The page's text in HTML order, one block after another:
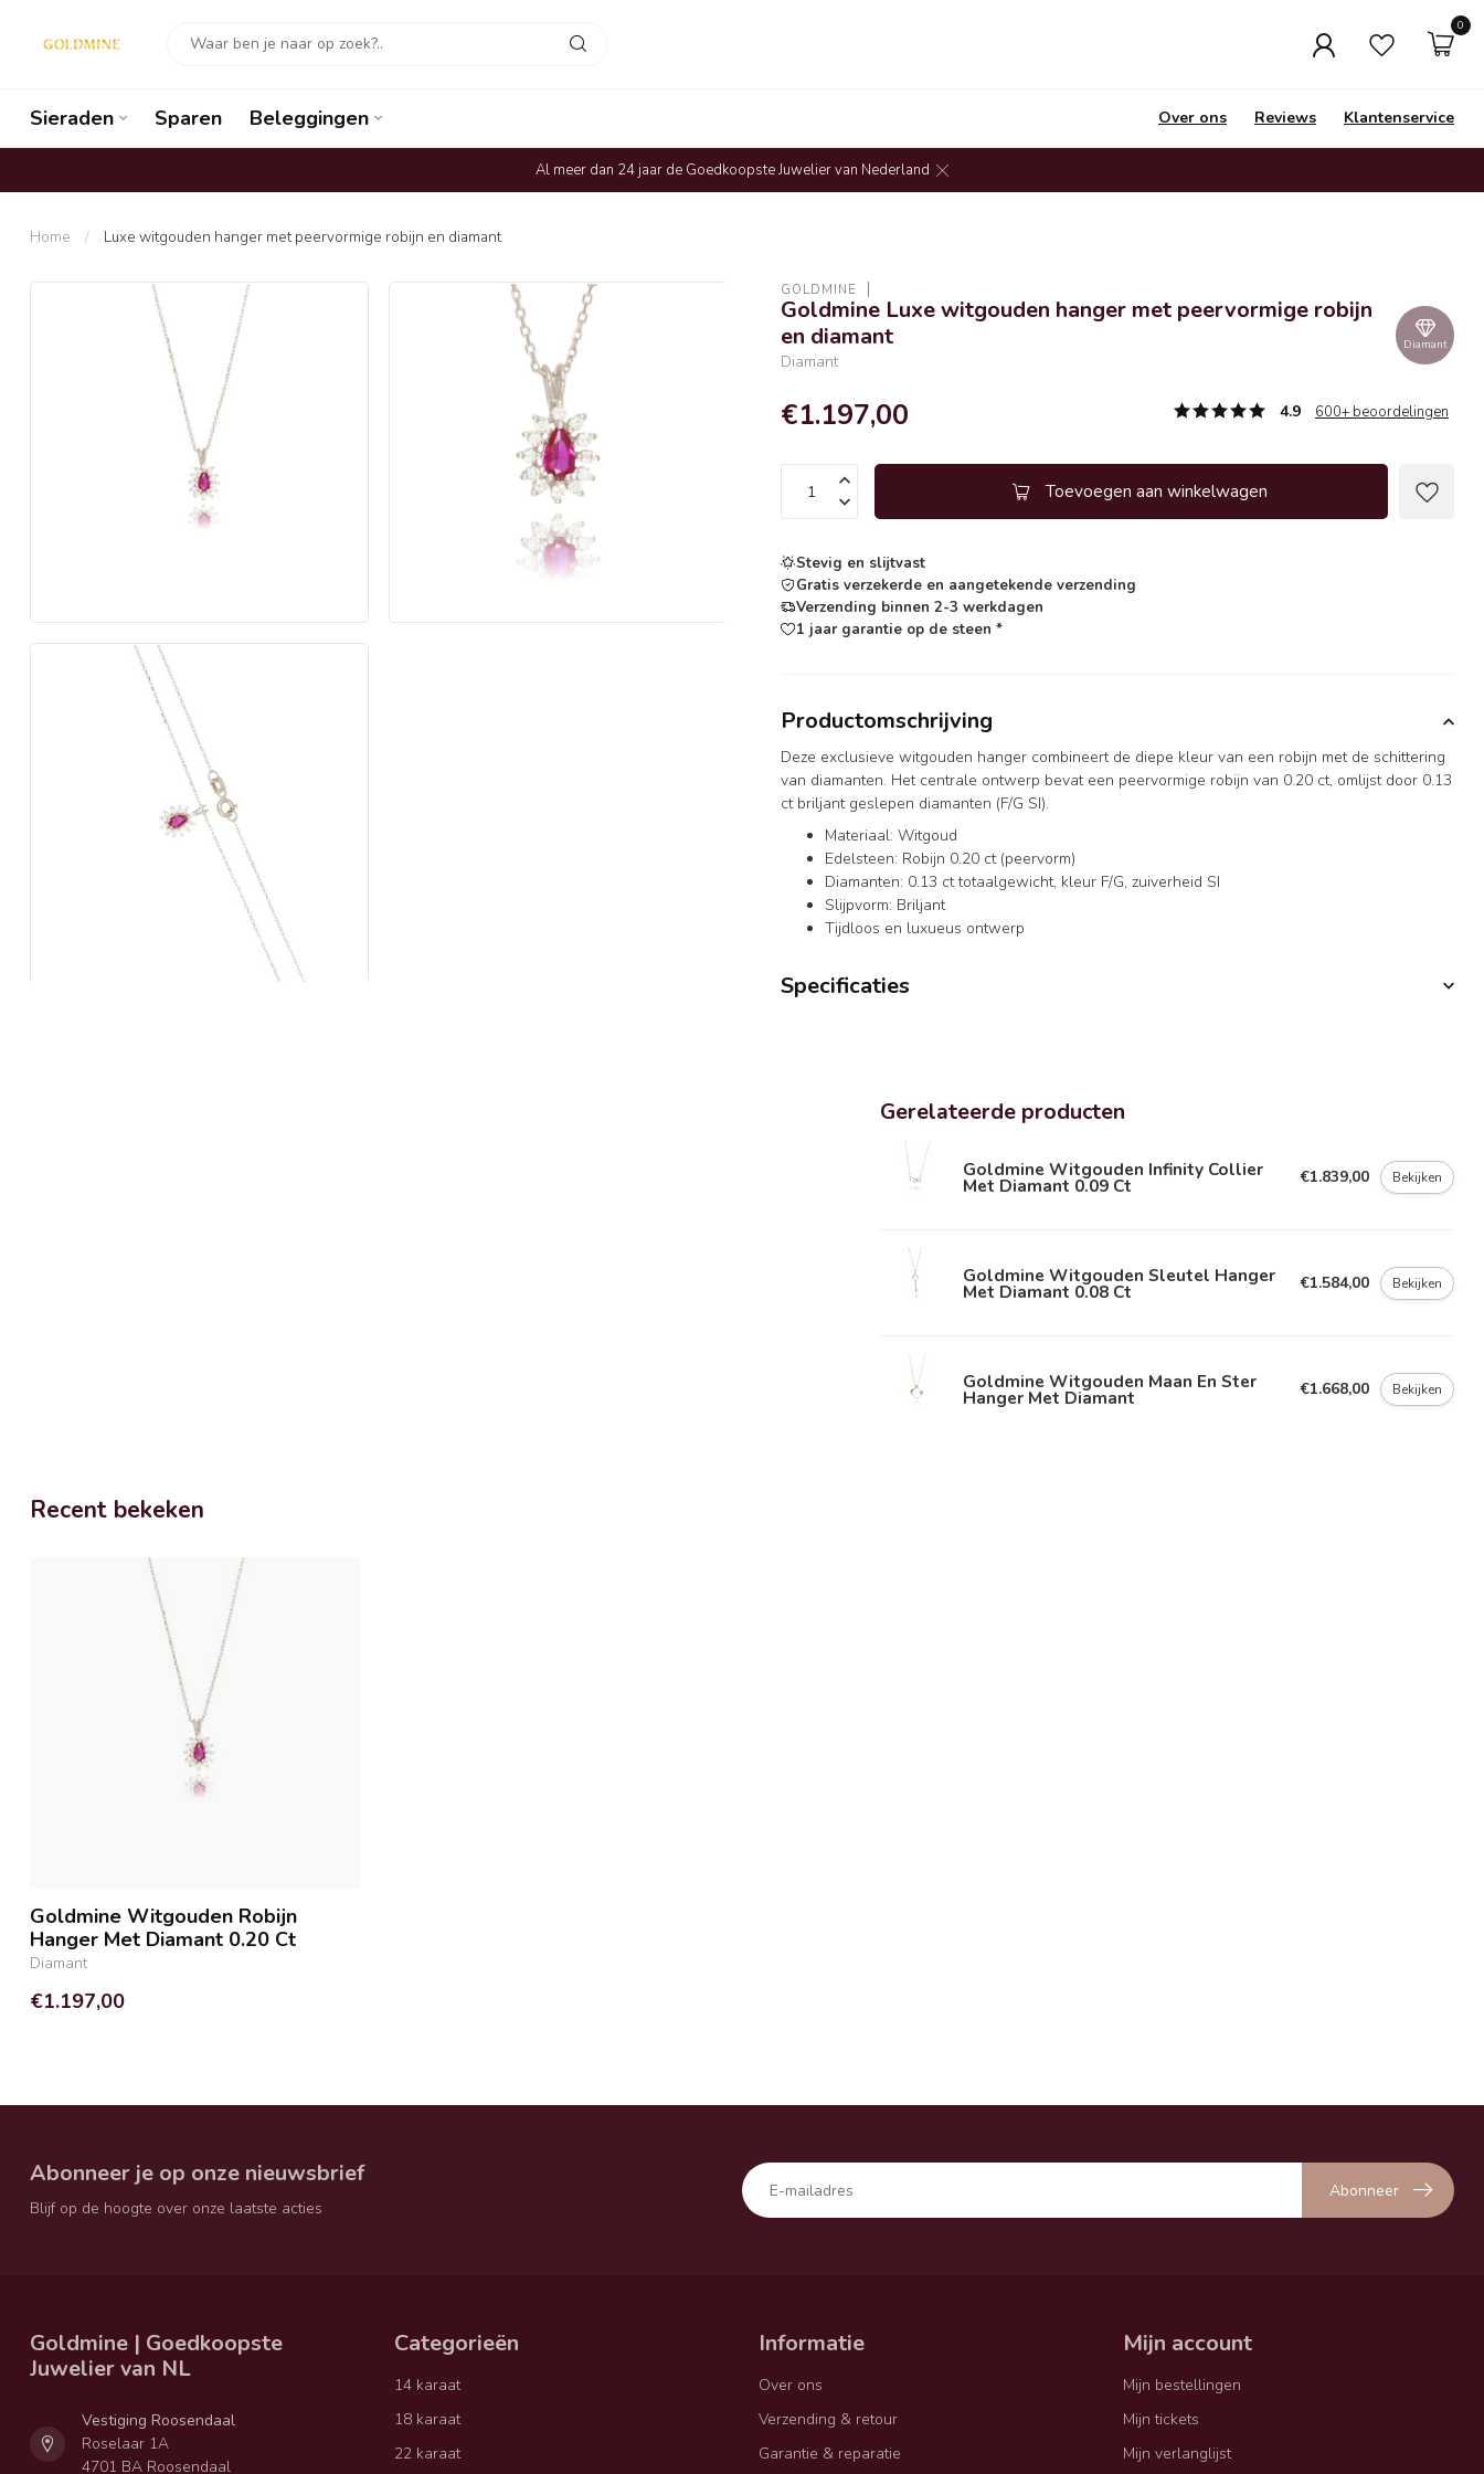
0
Sieraden Sparen Beleggingen Over ons Reviews Klantenservice
Al meer dan 24 jaar de Goedkoopste Juwelier van Nederland
Home / Luxe witgouden hanger met peervormige robijn en diamant
GOLDMINE
Goldmine Luxe witgouden hanger met peervormige robijn
en diamant
Diamant
Diamant
€1.197,00 4.9 600+ beoordelingen
Toevoegen aan winkelwagen
Stevig en slijtvast
Gratis verzekerde en aangetekende verzending
Verzending binnen 2-3 werkdagen
1 jaar garantie op de steen *
Productomschrijving
Deze exclusieve witgouden hanger combineert de diepe kleur van een robijn met de schittering
van diamanten. Het centrale ontwerp bevat een peervormige robijn van 0.20 ct, omlijst door 0.13
ct briljant geslepen diamanten (F/G SI).
Materiaal: Witgoud
Edelsteen: Robijn 0.20 ct (peervorm)
Diamanten: 0.13 ct totaalgewicht, kleur F/G, zuiverheid SI
Slijpvorm: Briljant
Tijdloos en luxueus ontwerp
Specificaties
Gerelateerde producten
Goldmine Witgouden Infinity Collier
Met Diamant 0.09 Ct €1.839,00 Bekijken
Goldmine Witgouden Sleutel Hanger
Met Diamant 0.08 Ct €1.584,00 Bekijken
Goldmine Witgouden Maan En Ster
Hanger Met Diamant €1.668,00 Bekijken
Recent bekeken
Goldmine Witgouden Robijn
Hanger Met Diamant 0.20 Ct
Diamant
€1.197,00
Abonneer je op onze nieuwsbrief
Blijf op de hoogte over onze laatste acties
Abonneer
Goldmine | Goedkoopste
Juwelier van NL
Vestiging Roosendaal
Roselaar 1A
4701 BA Roosendaal
Categorieën
14 karaat
18 karaat
22 karaat
Informatie
Over ons
Verzending & retour
Garantie & reparatie
Mijn account
Mijn bestellingen
Mijn tickets
Mijn verlanglijst